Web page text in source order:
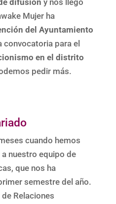
difusión y nos llegó
Mujer ha
del Ayuntamiento
convocatoria para el
en el distrito
pedir más.
cuando hemos
nuestro equipo de
que nos ha
semestre del año.
Relaciones